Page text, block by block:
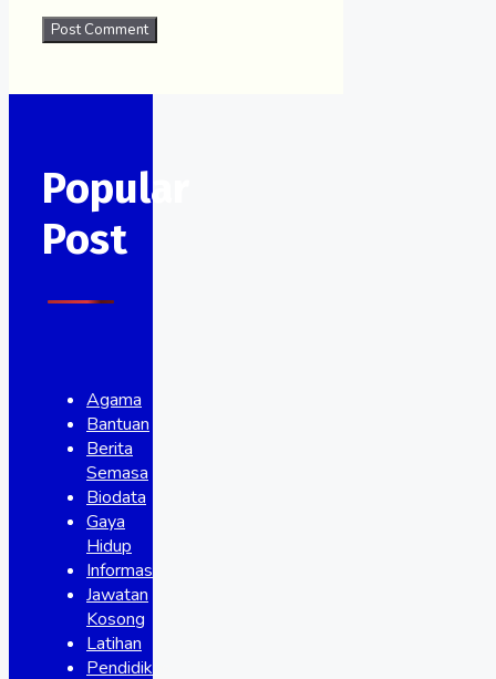
Popular
Post
Agama
Bantuan
Berita
Semasa
Biodata
Gaya
Hidup
Informasi
Jawatan
Kosong
Latihan
Pendidikan